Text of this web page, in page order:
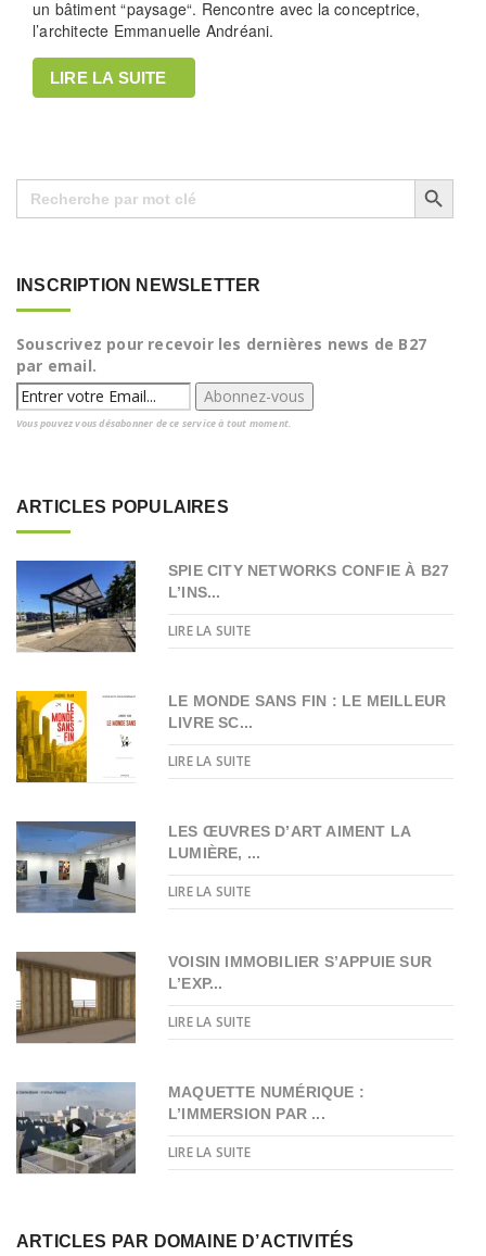
un bâtiment “paysage“. Rencontre avec la conceptrice,
l’architecte Emmanuelle Andréani.
LIRE LA SUITE
Search
for:
Search Button
INSCRIPTION NEWSLETTER
Souscrivez pour recevoir les dernières news de B27
par email.
Vous pouvez vous désabonner de ce service à tout moment.
ARTICLES POPULAIRES
SPIE CITY NETWORKS CONFIE À B27
L’INS...
LIRE LA SUITE
LE MONDE SANS FIN : LE MEILLEUR
LIVRE SC...
LIRE LA SUITE
LES ŒUVRES D’ART AIMENT LA
LUMIÈRE, ...
LIRE LA SUITE
VOISIN IMMOBILIER S’APPUIE SUR
L’EXP...
LIRE LA SUITE
MAQUETTE NUMÉRIQUE :
L’IMMERSION PAR ...
LIRE LA SUITE
ARTICLES PAR DOMAINE D’ACTIVITÉS